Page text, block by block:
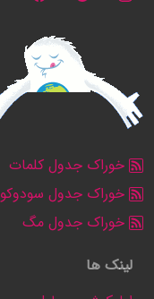
خوراک جدول کلمات
خوراک جدول سودوکو
خوراک جدول مگ
لینک ها